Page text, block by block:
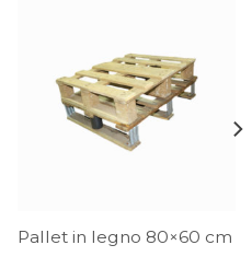
Pallet in legno 80×60 cm